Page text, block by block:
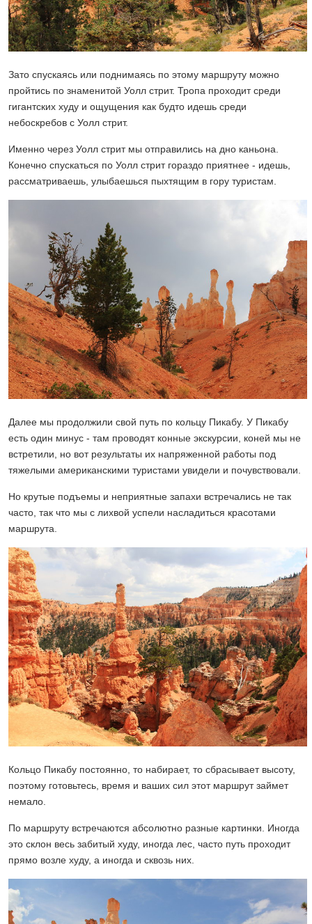
Зато спускаясь или поднимаясь по этому маршруту можно
пройтись по знаменитой Уолл стрит. Тропа проходит среди
гигантских худу и ощущения как будто идешь среди
небоскребов с Уолл стрит.
Именно через Уолл стрит мы отправились на дно каньона.
Конечно спускаться по Уолл стрит гораздо приятнее - идешь,
рассматриваешь, улыбаешься пыхтящим в гору туристам.
Далее мы продолжили свой путь по кольцу Пикабу. У Пикабу
есть один минус - там проводят конные экскурсии, коней мы не
встретили, но вот результаты их напряженной работы под
тяжелыми американскими туристами увидели и почувствовали.
Но крутые подъемы и неприятные запахи встречались не так
часто, так что мы с лихвой успели насладиться красотами
маршрута.
Кольцо Пикабу постоянно, то набирает, то сбрасывает высоту,
поэтому готовьтесь, время и ваших сил этот маршрут займет
немало.
По маршруту встречаются абсолютно разные картинки. Иногда
это склон весь забитый худу, иногда лес, часто путь проходит
прямо возле худу, а иногда и сквозь них.